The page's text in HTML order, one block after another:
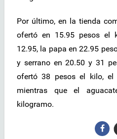
Por último, en la tienda
ofertó en 15.95 pesos el
12.95, la papa en 22.95
y serrano en 20.50 y 31
ofertó 38 pesos el kilo,
mientras que el
kilogramo.